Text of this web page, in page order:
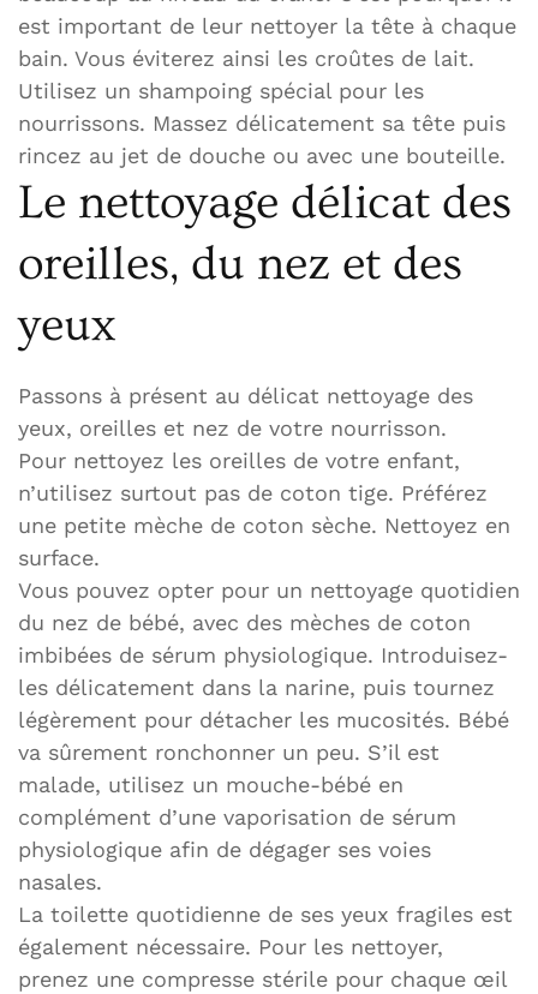
est important de leur nettoyer la tête à chaque
bain. Vous éviterez ainsi les croûtes de lait.
Utilisez un shampoing spécial pour les
nourrissons. Massez délicatement sa tête puis
rincez au jet de douche ou avec une bouteille.
Le nettoyage délicat des
oreilles, du nez et des
yeux
Passons à présent au délicat nettoyage des
yeux, oreilles et nez de votre nourrisson.
Pour nettoyez les oreilles de votre enfant,
n’utilisez surtout pas de coton tige. Préférez
une petite mèche de coton sèche. Nettoyez en
surface.
Vous pouvez opter pour un nettoyage quotidien
du nez de bébé, avec des mèches de coton
imbibées de sérum physiologique. Introduisez-
les délicatement dans la narine, puis tournez
légèrement pour détacher les mucosités. Bébé
va sûrement ronchonner un peu. S’il est
malade, utilisez un mouche-bébé en
complément d’une vaporisation de sérum
physiologique afin de dégager ses voies
nasales.
La toilette quotidienne de ses yeux fragiles est
également nécessaire. Pour les nettoyer,
prenez une compresse stérile pour chaque œil